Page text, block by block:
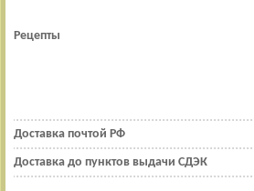
Рецепты
Доставка почтой РФ
Доставка до пунктов выдачи СДЭК